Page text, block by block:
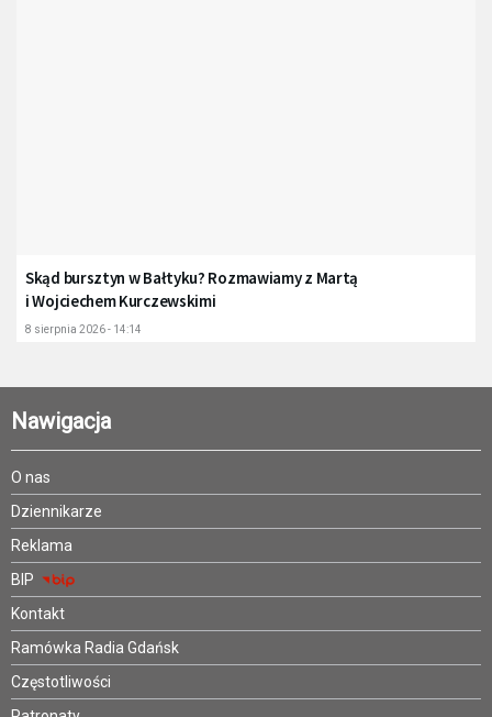
Skąd bursztyn w Bałtyku? Rozmawiamy z Martą
i Wojciechem Kurczewskimi
8 sierpnia 2026 - 14:14
Nawigacja
O nas
Dziennikarze
Reklama
BIP
Kontakt
Ramówka Radia Gdańsk
Częstotliwości